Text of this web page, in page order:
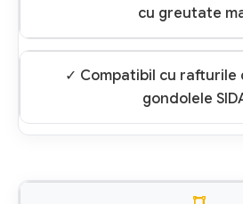
cu greutate
✓ Compatibil cu rafturile
gondolele